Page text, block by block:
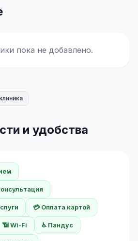
пока не добавлено.
и удобства
💳 Оплата картой
📶 Wi-Fi ♿ Пандус